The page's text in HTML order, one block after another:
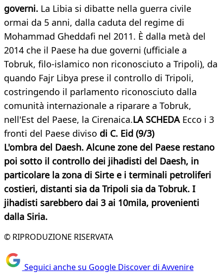
governi. La Libia si dibatte nella guerra civile
ormai da 5 anni, dalla caduta del regime di
Mohammad Gheddafi nel 2011. È dalla metà del
2014 che il Paese ha due governi (ufficiale a
Tobruk, filo-islamico non riconosciuto a Tripoli), da
quando Fajr Libya prese il controllo di Tripoli,
costringendo il parlamento riconosciuto dalla
comunità internazionale a riparare a Tobruk,
nell'Est del Paese, la Cirenaica.LA SCHEDA Ecco i 3
fronti del Paese diviso di C. Eid (9/3)
L'ombra del Daesh. Alcune zone del Paese restano
poi sotto il controllo dei jihadisti del Daesh, in
particolare la zona di Sirte e i terminali petroliferi
costieri, distanti sia da Tripoli sia da Tobruk. I
jihadisti sarebbero dai 3 ai 10mila, provenienti
dalla Siria.
© RIPRODUZIONE RISERVATA
Seguici anche su Google Discover di Avvenire